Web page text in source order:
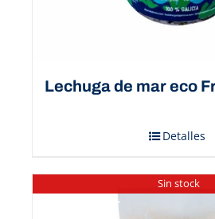
Lechuga de mar eco
Detalles
Sin stock